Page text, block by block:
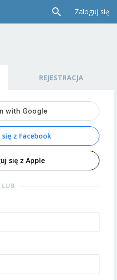
Zaloguj się
REJESTRACJA
z Facebook
się z Apple
LUB